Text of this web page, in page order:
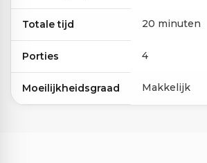
Totale tijd 20 minuten
Porties 4
Moeilijkheidsgraad Makkelijk